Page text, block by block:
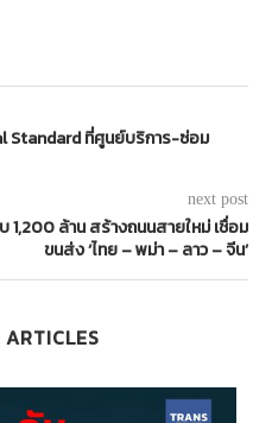
Standard ที่ศูนย์บริการ-ซ่อม
next post
1,200 ล้าน สร้างถนนสายใหม่ เชื่อม
ขนส่ง ‘ไทย – พม่า – ลาว – จีน’